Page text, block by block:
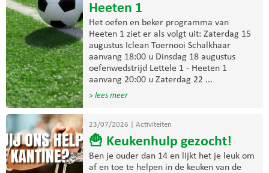
Heeten 1
Het oefen en beker programma van
Heeten 1 ziet er als volgt uit: Zaterdag 15
augustus Iclean Toernooi Schalkhaar
aanvang 18:00 u Dinsdag 18 augustus
oefenwedstrijd Lettele 1 - Heeten 1
aanvang 20:00 u Zaterdag 22 ...
> lees meer
23/07/2026 Activiteiten
🍟 Keukenhulp gezocht!
Ben je ouder dan 14 en lijkt het je leuk om
af en toe te helpen in de keuken van de